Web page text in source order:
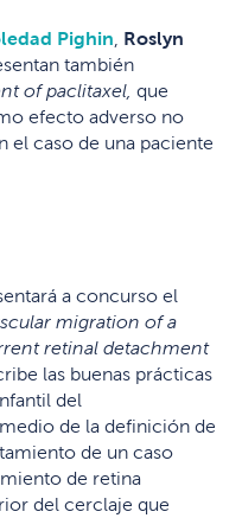
Pighin Roslyn
también
of paclitaxel, que
efecto adverso no
el caso de una paciente
a concurso el
migration of a
retinal detachment
las buenas prácticas
del
de la definición de
de un caso
de retina
del cerclaje que